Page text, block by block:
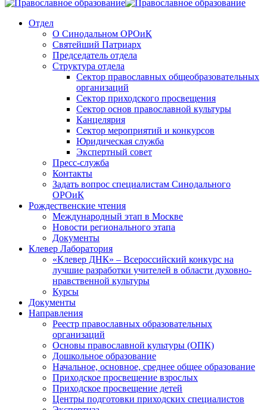
Отдел
О Синодальном ОРОиК
Святейший Патриарх
Председатель отдела
Структура отдела
Сектор православных общеобразовательных
организаций
Сектор приходского просвещения
Сектор основ православной культуры
Канцелярия
Сектор мероприятий и конкурсов
Юридическая служба
Экспертный совет
Пресс-служба
Контакты
Задать вопрос специалистам Синодального
ОРОиК
Рождественские чтения
Международный этап в Москве
Новости регионального этапа
Документы
Клевер Лаборатория
«Клевер ДНК» – Всероссийский конкурс на
лучшие разработки учителей в области духовно-
нравственной культуры
Курсы
Документы
Направления
Реестр православных образовательных
организаций
Основы православной культуры (ОПК)
Дошкольное образование
Начальное, основное, среднее общее образование
Приходское просвещение взрослых
Приходское просвещение детей
Центры подготовки приходских специалистов